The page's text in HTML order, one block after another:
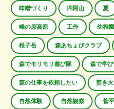
味噌づくり 四阿山 夏
峰の原高原 工作 幼稚
根子岳 森あちょびクラブ
森でモリモリ遊び隊 森で学
森の仕事を依頼したい 焚き火
自然体験 自然観察 菅平